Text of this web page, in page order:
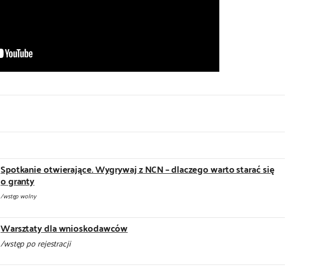
Spotkanie otwierające. Wygrywaj z NCN – dlaczego warto starać się
o granty
/wstęp wolny
Warsztaty dla wnioskodawców
/wstęp po rejestracji